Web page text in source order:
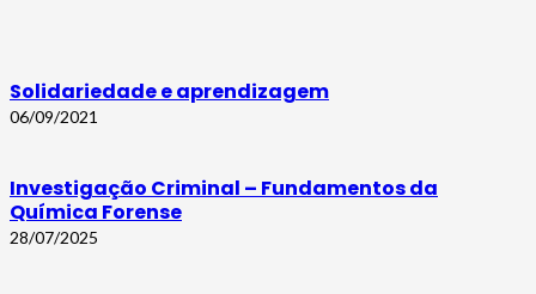
Solidariedade e aprendizagem
06/09/2021
Investigação Criminal – Fundamentos da
Química Forense
28/07/2025